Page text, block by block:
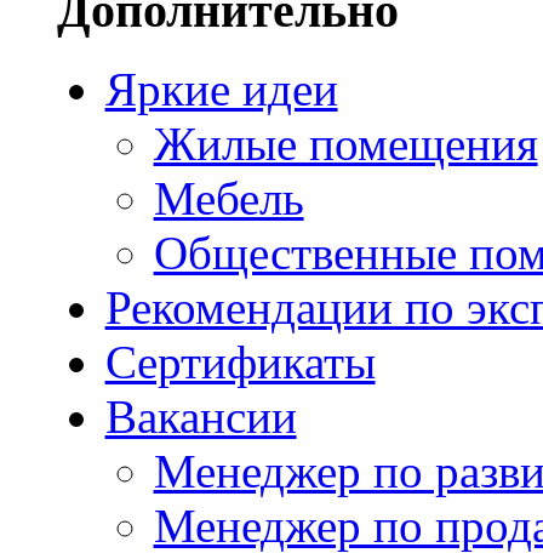
Яркие идеи
Жилые помещения
Мебель
Общественные
Рекомендации по
Сертификаты
Вакансии
Менеджер по
Менеджер по